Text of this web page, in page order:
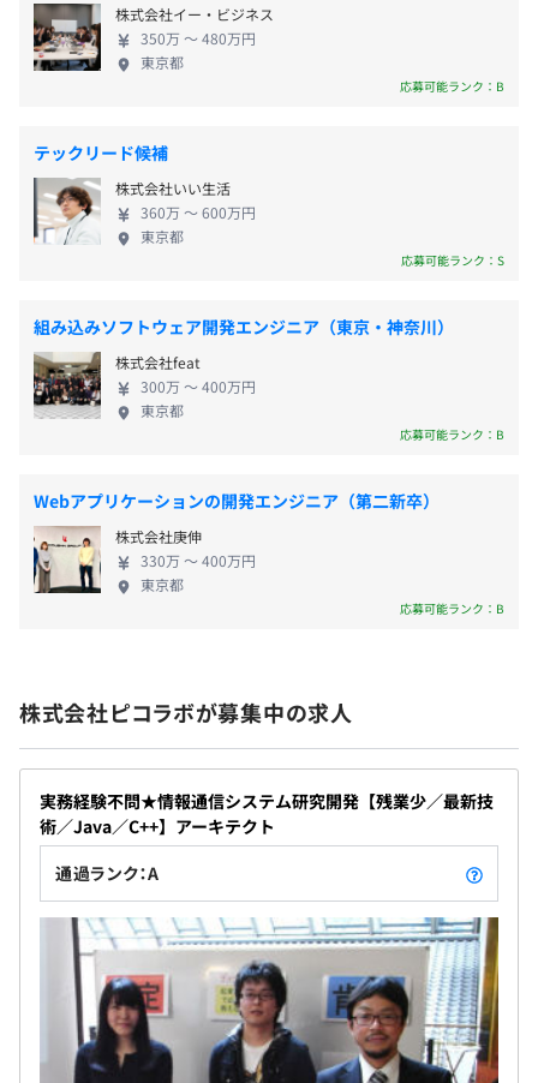
http://newspat.csis.u-tokyo.ac.jp/placefinder/
◆マルチファセットによる文書群分析システム研究開発支
北海道大学吉岡研究室で開発された「NSContrast：世界
ニュース比較分析システム」にインタラクティブなビジュ
アルウェブインタフェースを追加。
【主な利用技術：XML、jQuery、jqplot、 AJAX、
◆教材協調開発システムCOOLL
文部科学省教育GP事業（2008-2010年）として、津田塾
大学様向けに開発。
http://coollweb.tsuda.ac.jp/
東京大学空間情報科学研究センター様向けに開発（2009
年）。
http://www.csis.u-tokyo.ac.jp/
など
・社内勉強会の開催
・社外勉強会・カンファレンス参加費用の補助
相談の上、ご希望のマシンを支給致します。
プロジェクトごとに選択、オブジェクト指向、アジャイ
ル、スクラム、プロトタイピング
・交通費全額支給
業績連動賞与年1回支給(冬)
・各種社会保険完備
試用期間3ヶ月
向性を尊重◎裁量制 入社後は「ソフトウェア事業
部」「ネットワーク事業部」「知識情報処理事業
部」のいずれかの部へ配属して頂きますが、志向性
術系社員は原則として裁量労働制となっており、実
際の作業時間も月150時間程と殆ど残業はありませ
ん。技術者目線に立った風土となっております。
株式会社イー・ビジネス
350万 〜 480万円
東京都
応募可能ランク：B
テックリード候補
株式会社いい生活
360万 〜 600万円
東京都
応募可能ランク：S
組み込みソフトウェア開発エンジニア（東京・神奈川）
株式会社feat
300万 〜 400万円
東京都
応募可能ランク：B
Webアプリケーションの開発エンジニア（第二新卒）
株式会社庚伸
330万 〜 400万円
東京都
応募可能ランク：B
株式会社ピコラボが募集中の求人
実務経験不問★情報通信システム研究開発【残業少／最新技
術／Java／C++】アーキテクト
通過ランク：A